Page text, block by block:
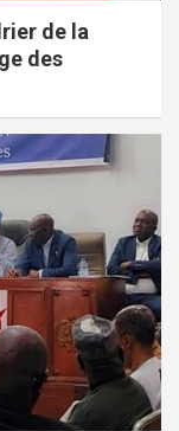
de la
des